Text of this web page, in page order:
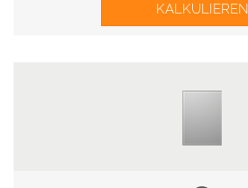
KALKULIEREN